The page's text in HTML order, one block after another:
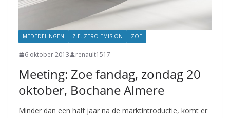
MEDEDELINGEN Z.E. ZERO EMISION ZOE
6 oktober 2013 renault1517
Meeting: Zoe fandag, zondag 20
oktober, Bochane Almere
Minder dan een half jaar na de marktintroductie, komt er